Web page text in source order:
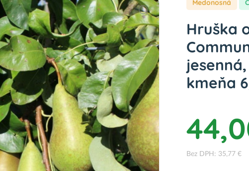
Medonosná
Hruška
kmeňa
Bez DPH: 35,77 €